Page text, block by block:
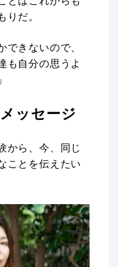
だ。
できないので、
も自分の思うよ
ッセージ
から、今、同じ
ことを伝えたい